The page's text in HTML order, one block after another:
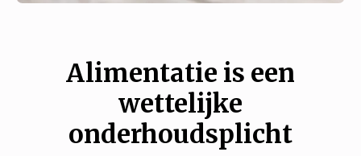
Alimentatie is een
wettelijke
onderhoudsplicht